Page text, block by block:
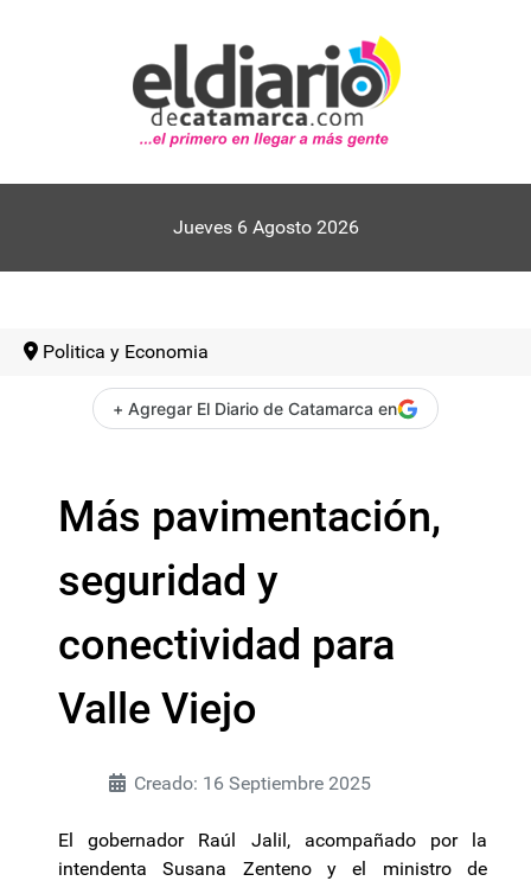
Jueves 6 Agosto 2026
Politica y Economia
+ Agregar El Diario de Catamarca en
Más pavimentación,
seguridad y
conectividad para
Valle Viejo
Creado: 16 Septiembre 2025
El gobernador Raúl Jalil, acompañado por la
intendenta Susana Zenteno y el ministro de